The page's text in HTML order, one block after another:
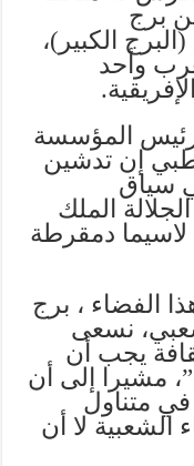
برج
الكبير)،
وأحد
المؤسسة
إن تدشين
سياق
الملك
دمقرطة
الفضاء ، برج
نسعى
يجب أن
مشيرا إلى أن
متناول
الشعبية لا أن